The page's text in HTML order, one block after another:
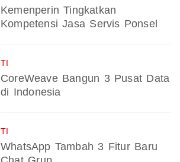
Kemenperin Tingkatkan
Kompetensi Jasa Servis Ponsel
TI
CoreWeave Bangun 3 Pusat Data
di Indonesia
TI
WhatsApp Tambah 3 Fitur Baru